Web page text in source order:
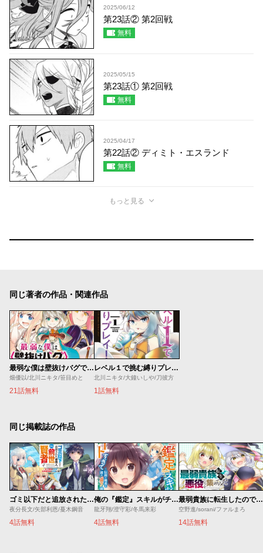
2025/06/12
第23話② 第2回戦
無料
2025/05/15
第23話① 第2回戦
無料
2025/04/17
第22話② ディミト・エスランド
無料
もっと見る
同じ著者の作品・関連作品
最弱な僕は壁抜けバグで成り上がる
畑優以/北川ニキタ/笹目めと
21話無料
レベル１で挑む縛りプレイ！
北川ニキタ/大鐘いしや/刀彼方
1話無料
同じ掲載誌の作品
ゴミ以下だと追放された使用人、実は前世賢者です ～史上最強の賢者、世界最高峰の学園に通う～
夜分長文/矢部利恩/蔓木鋼音
4話無料
俺の『鑑定』スキルがチートすぎて
龍牙翔/澄守彩/冬馬来彩
4話無料
最弱貴族に転生したので悪役たちを集めてみた
空野進/sorani/ファルまろ
14話無料